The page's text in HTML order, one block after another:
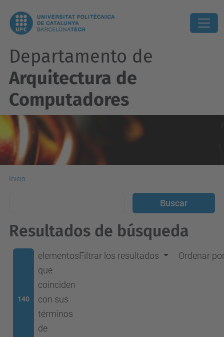
Departamento de
Arquitectura de
Computadores
Inicio
Resultados de búsqueda
140
elementos
que
coinciden
con sus
términos
de
Filtrar los resultados Ordenar